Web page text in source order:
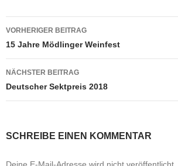
Beitragsnavigation
VORHERIGER BEITRAG
15 Jahre Mödlinger Weinfest
NÄCHSTER BEITRAG
Deutscher Sektpreis 2018
SCHREIBE EINEN KOMMENTAR